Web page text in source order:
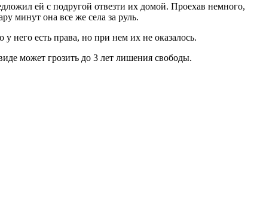
ей с подругой отвезти их домой. Проехав немного,
минут она все же села за руль.
него есть права, но при нем их не оказалось.
может грозить до 3 лет лишения свободы.